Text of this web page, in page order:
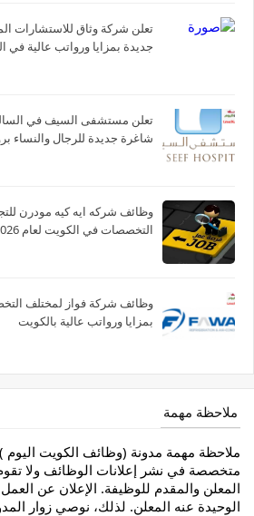
تعلن شركة وثاق للاستشارات
جديدة بمزايا ورواتب عالية في
تعلن مستشفى السيف في
شاغرة جديدة للرجال والنساء
وظائف شركه ايه كيه مودرن
التخصصات في الكويت لعام 2026
وظائف شركة فواز لمختلف
بمزايا ورواتب عالية بالكويت
ملاحظة مهمة
ملاحظة مهمة مدونة (وظائف الكويت اليوم
متخصصة في نشر إعلانات الوظائف ولا
المعلن والمقدم للوظيفة. الإعلان عن
الوحيدة عنه المعلن. لذلك، نوصي زوار